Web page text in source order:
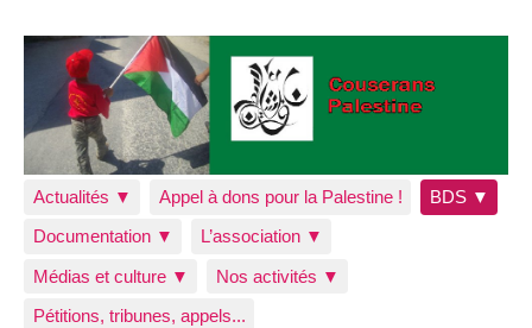
Actualités ▼ Appel à dons pour la Palestine !
BDS ▼
Documentation ▼
L’association ▼
Médias et culture ▼
Nos activités ▼
Pétitions, tribunes, appels...